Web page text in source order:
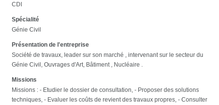
CDI
Spécialité
Génie Civil
Présentation de l'entreprise
Société de travaux, leader sur son marché , intervenant sur le secteur du
Génie Civil, Ouvrages d'Art, Bâtiment , Nucléaire .
Missions
Missions : - Etudier le dossier de consultation, - Proposer des solutions
techniques, - Evaluer les coûts de revient des travaux propres, - Consulter